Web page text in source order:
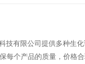
科技有限公司提供多种生
每个产品的质量，价格